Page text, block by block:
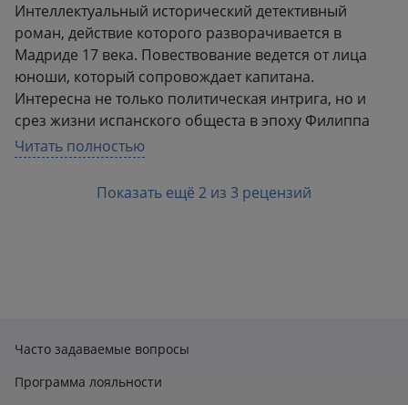
Интеллектуальный исторический детективный
роман, действие которого разворачивается в
Мадриде 17 века. Повествование ведется от лица
юноши, который сопровождает капитана.
Интересна не только политическая интрига, но и
срез жизни испанского общеста в эпоху Филиппа
Четвертого: инфанты в каретах, альгвасилы,
мантильи, театр комедии с корралью , художники и
поэты, плутоватые секретари и министры, солдаты,
костюмы испанские и английские и конечно очень
Тридцатилетней войне, но продолжение читать буду
из-за языка и увлекательной подачи Артуро Перес
Читать полностью
Показать ещё 2 из 3 рецензий
Часто задаваемые вопросы
Программа лояльности